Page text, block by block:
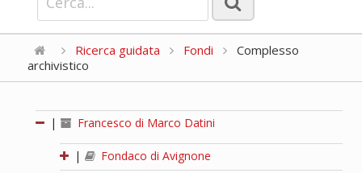
Ricerca guidata Fondi
Complesso
archivistico
| Francesco di Marco Datini
|
Fondaco di Avignone